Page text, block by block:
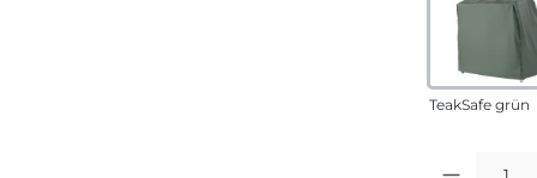
TeakSafe grün